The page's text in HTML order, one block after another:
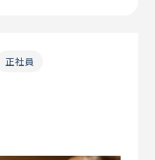
正社員